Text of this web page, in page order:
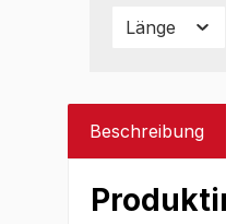
Länge
Beschreibung